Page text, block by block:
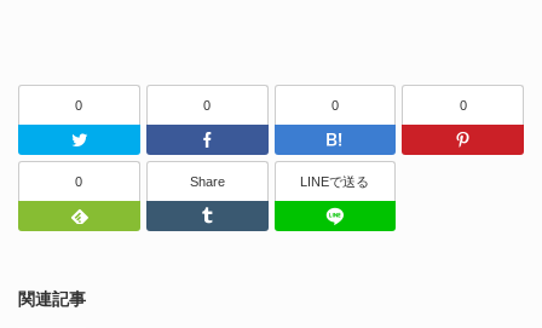
0
Twitter
0
Facebook
0
はてなブッ
0
0
Feedly
Share
Tumblr
LINEで送る
関連記事